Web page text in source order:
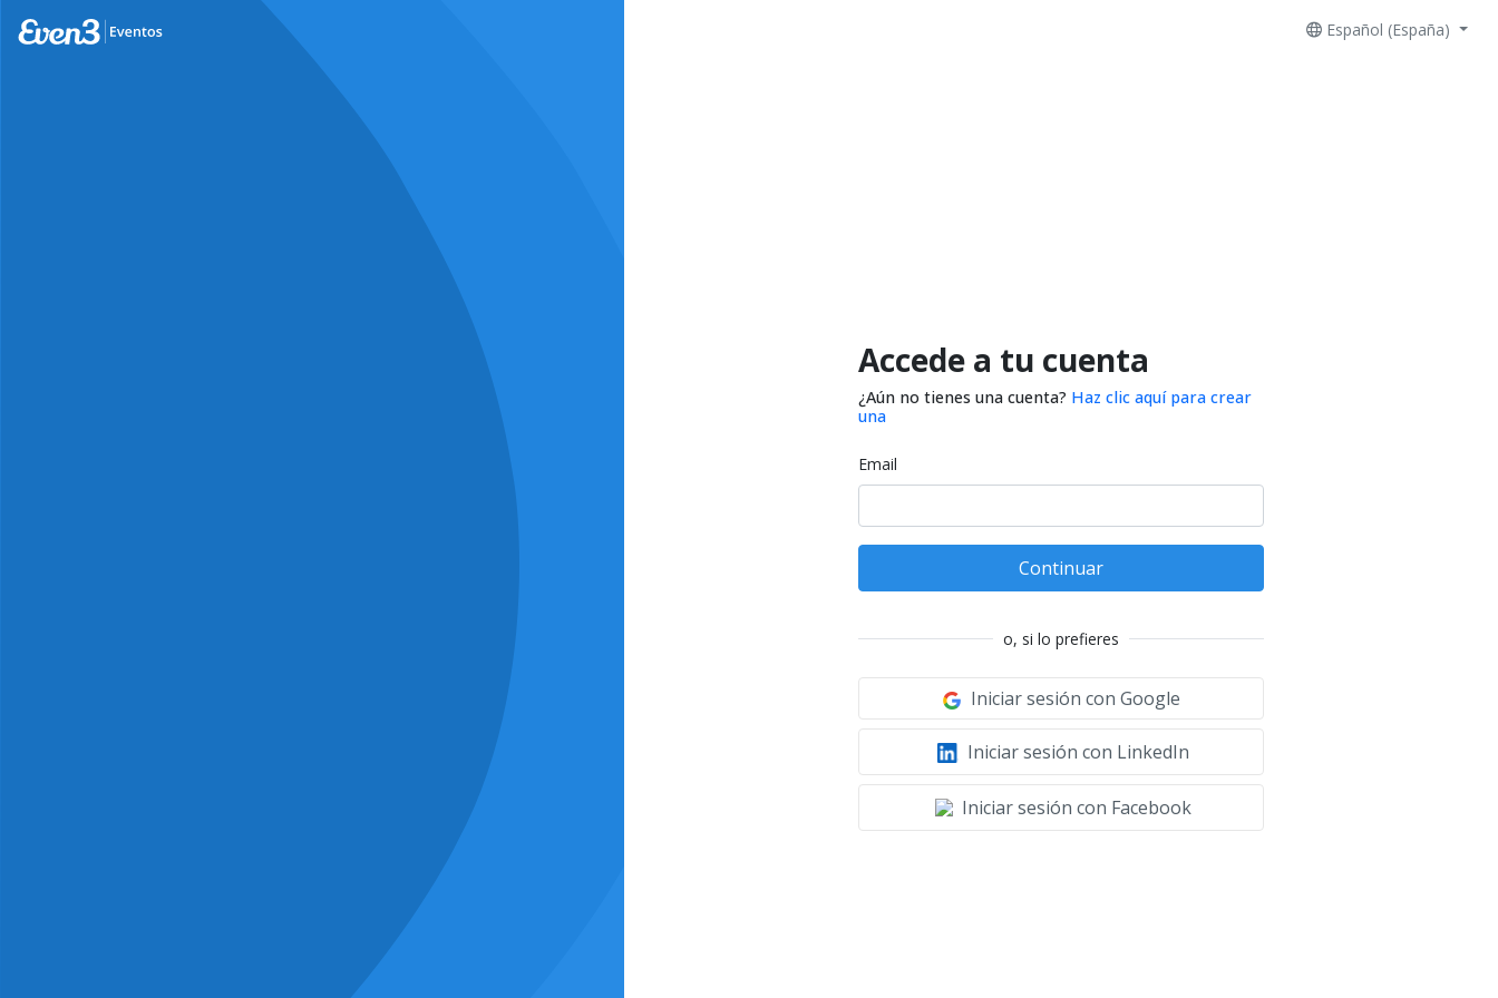
Español (España)
Accede a tu cuenta
¿Aún no tienes una cuenta? Haz clic aquí para crear
una
Email
Continuar
o, si lo prefieres
Iniciar sesión con Google
Iniciar sesión con LinkedIn
Iniciar sesión con Facebook